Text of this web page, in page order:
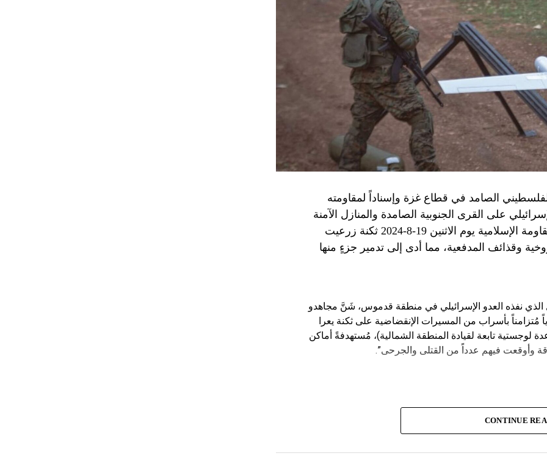
الصامد في قطاع غزة وإسناداً لمقاومته
على القرى الجنوبية الصامدة والمنازل الآمنة
وخصوصاً في بلدة باتوليه، استهدف مجاهدو المقاومة الإسلامية يوم الاثنين 19-8-2024 ثكنة زرعيت
وقذائف المدفعية، مما أدى إلى تدمير جزءٍ منها
الذي نفذه العدو الإسرائيلي في منطقة قدموس، شَنَّ مجاهدو
يوم الاثنين 19-8-2024 هجوماً جوياً مُتزامناً بأسراب من المسيرات الإنقضاضية على ثكنة يعرا
سنط جين (قاعدة لوجستية تابعة لقيادة المنطقة الشمالية)، مُستهدفةً أماكن
وأوقعت فيهم عدداً من القتلى والجرحى”.
CONTINUE